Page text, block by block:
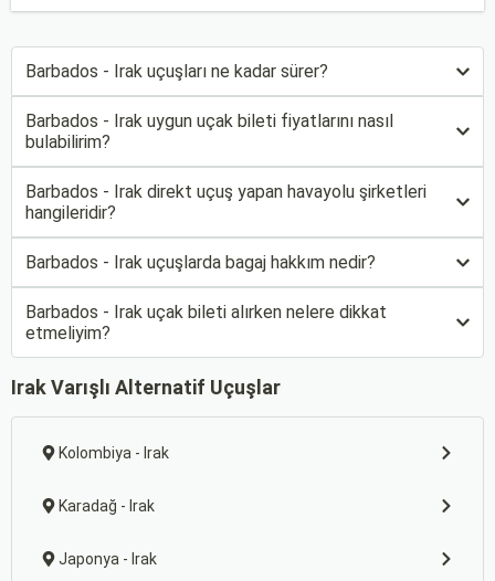
Barbados - Irak uçuşları ne kadar sürer?
Barbados - Irak uygun uçak bileti fiyatlarını nasıl
bulabilirim?
Barbados - Irak direkt uçuş yapan havayolu şirketleri
hangileridir?
Barbados - Irak uçuşlarda bagaj hakkım nedir?
Barbados - Irak uçak bileti alırken nelere dikkat
etmeliyim?
Irak Varışlı Alternatif Uçuşlar
Kolombiya - Irak
Karadağ - Irak
Japonya - Irak